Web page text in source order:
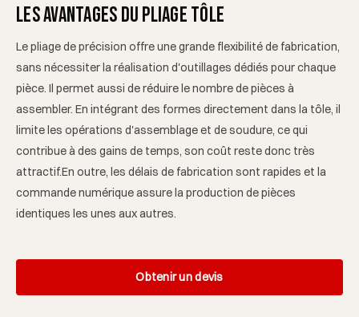
Les avantages du pliage tôle
Le pliage de précision offre une grande flexibilité de fabrication,
sans nécessiter la réalisation d'outillages dédiés pour chaque
pièce. Il permet aussi de réduire le nombre de pièces à
assembler. En intégrant des formes directement dans la tôle, il
limite les opérations d'assemblage et de soudure, ce qui
contribue à des gains de temps, son coût reste donc très
attractif.En outre, les délais de fabrication sont rapides et la
commande numérique assure la production de pièces
identiques les unes aux autres.
Obtenir un devis